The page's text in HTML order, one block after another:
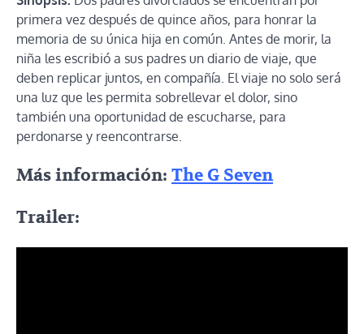
primera vez después de quince años, para honrar la
memoria de su única hija en común. Antes de morir, la
niña les escribió a sus padres un diario de viaje, que
deben replicar juntos, en compañía. El viaje no solo será
una luz que les permita sobrellevar el dolor, sino
también una oportunidad de escucharse, para
perdonarse y reencontrarse.
Más información: The G Seven
Trailer: